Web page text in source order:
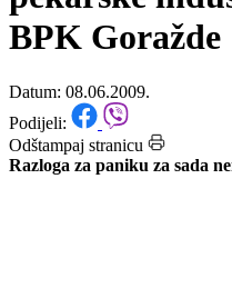
pekarske
BPK Goražde
Datum: 08.06.2009.